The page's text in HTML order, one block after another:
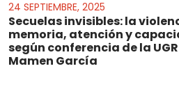
24 SEPTIEMBRE, 2025
Secuelas invisibles: la
memoria, atención y
según conferencia de la
Mamen García